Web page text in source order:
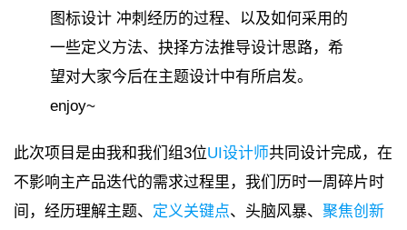
图标设计 冲刺经历的过程、以及如何采用的
一些定义方法、抉择方法推导设计思路，希
望对大家今后在主题设计中有所启发。
enjoy~
此次项目是由我和我们组3位UI设计师共同设计完成，在
不影响主产品迭代的需求过程里，我们历时一周碎片时
间，经历理解主题、 定义关键点、头脑风暴、 聚焦创新